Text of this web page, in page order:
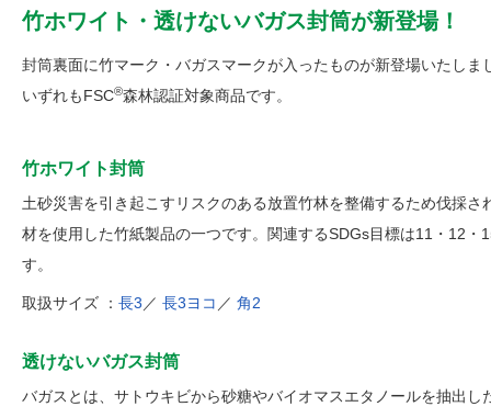
竹ホワイト・透けないバガス封筒が新登場！
封筒裏面に竹マーク・バガスマークが入ったものが新登場いたしま
いずれもFSC®森林認証対象商品です。
竹ホワイト封筒
土砂災害を引き起こすリスクのある放置竹林を整備するため伐採さ
材を使用した竹紙製品の一つです。関連するSDGs目標は11・12・
す。
取扱サイズ ： 長3 ／ 長3ヨコ ／ 角2
透けないバガス封筒
バガスとは、サトウキビから砂糖やバイオマスエタノールを抽出し